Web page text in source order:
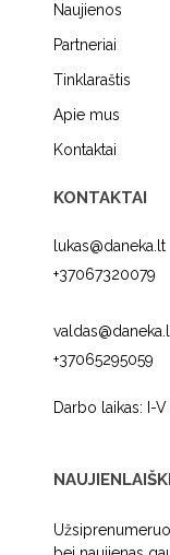
Naujienos
Partneriai
Tinklaraštis
Apie mus
Kontaktai
KONTAKTAI
lukas@daneka.lt
+37067320079
+37065295059
Darbo laikas: I-